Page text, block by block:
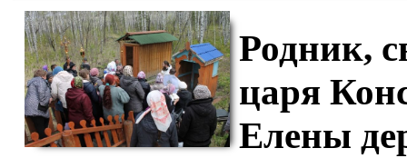
Родник,
царя
Елены